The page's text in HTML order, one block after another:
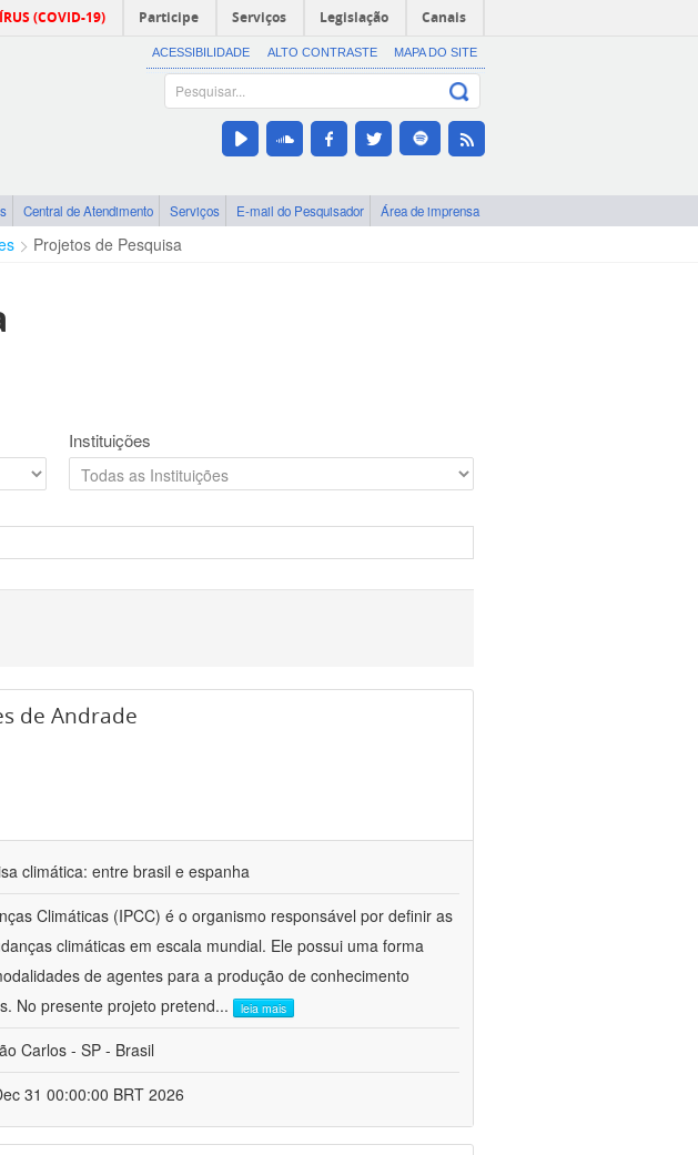
(COVID-19) Participe Serviços Legislação Canais
ACESSIBILIDADE ALTO CONTRASTE MAPA DO SITE
Central de Atendimento Serviços E-mail do Pesquisador Área de imprensa
Projetos de Pesquisa
Instituições
de Andrade
climática: entre brasil e espanha
Climáticas (IPCC) é o organismo responsável por definir as
climáticas em escala mundial. Ele possui uma forma
de agentes para a produção de conhecimento
No presente projeto pretend... leia mais
Carlos - SP - Brasil
31 00:00:00 BRT 2026